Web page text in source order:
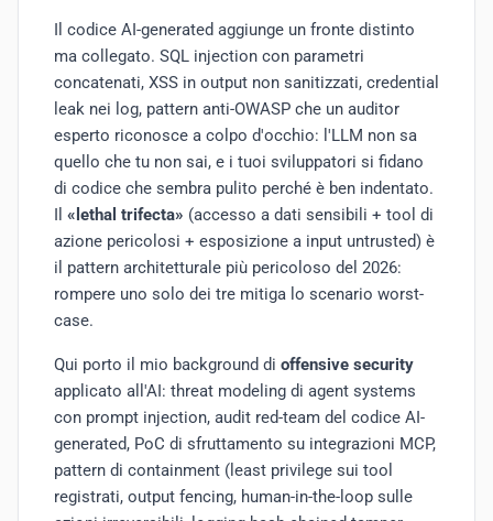
Il codice AI-generated aggiunge un fronte distinto
ma collegato. SQL injection con parametri
concatenati, XSS in output non sanitizzati, credential
leak nei log, pattern anti-OWASP che un auditor
esperto riconosce a colpo d'occhio: l'LLM non sa
quello che tu non sai, e i tuoi sviluppatori si fidano
di codice che sembra pulito perché è ben indentato.
Il «lethal trifecta» (accesso a dati sensibili + tool di
azione pericolosi + esposizione a input untrusted) è
il pattern architetturale più pericoloso del 2026:
rompere uno solo dei tre mitiga lo scenario worst-
case.
Qui porto il mio background di offensive security
applicato all'AI: threat modeling di agent systems
con prompt injection, audit red-team del codice AI-
generated, PoC di sfruttamento su integrazioni MCP,
pattern di containment (least privilege sui tool
registrati, output fencing, human-in-the-loop sulle